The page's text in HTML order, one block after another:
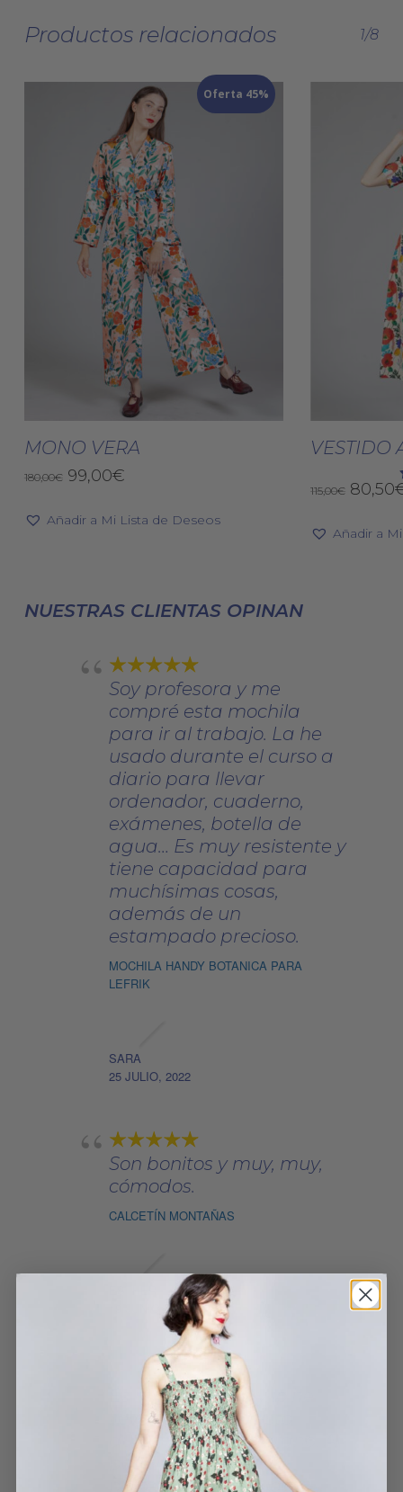
Productos relacionados 1/8
Oferta 45%
Seleccionar Opciones
producto
tiene
variantes.
opciones
elegir
producto
MONO VERA
180,00€ El
original
99,00€El
actual
Añadir a Mi Lista de Deseos
VESTIDO
115,00€ El
80,50
Añadir a
NUESTRAS CLIENTAS OPINAN
Soy profesora y me
compré esta mochila
para ir al trabajo. La he
usado durante el curso a
diario para llevar
ordenador, cuaderno,
exámenes, botella de
agua… Es muy resistente y
tiene capacidad para
muchísimas cosas,
además de un
estampado precioso.
MOCHILA HANDY BOTANICA PARA
LEFRIK
SARA
25 JULIO, 2022
Son bonitos y muy, muy,
cómodos.
CALCETÍN MONTAÑAS
19 JUNIO, 2022
Es muy cómodo y lo he
llevado muy a gusto
durante todo el verano. Al
poderse doblar es
perfecto para viajar.